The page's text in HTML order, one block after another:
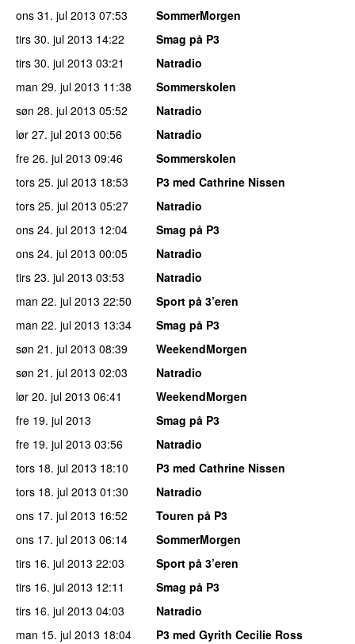
ons 31. jul 2013 07:53
SommerMorgen
tirs 30. jul 2013 14:22
Smag på P3
tirs 30. jul 2013 03:21
Natradio
man 29. jul 2013 11:38
Sommerskolen
søn 28. jul 2013 05:52
Natradio
lør 27. jul 2013 00:56
Natradio
fre 26. jul 2013 09:46
Sommerskolen
tors 25. jul 2013 18:53
P3 med Cathrine Nissen
tors 25. jul 2013 05:27
Natradio
ons 24. jul 2013 12:04
Smag på P3
ons 24. jul 2013 00:05
Natradio
tirs 23. jul 2013 03:53
Natradio
man 22. jul 2013 22:50
Sport på 3’eren
man 22. jul 2013 13:34
Smag på P3
søn 21. jul 2013 08:39
WeekendMorgen
søn 21. jul 2013 02:03
Natradio
lør 20. jul 2013 06:41
WeekendMorgen
fre 19. jul 2013
Smag på P3
fre 19. jul 2013 03:56
Natradio
tors 18. jul 2013 18:10
P3 med Cathrine Nissen
tors 18. jul 2013 01:30
Natradio
ons 17. jul 2013 16:52
Touren på P3
ons 17. jul 2013 06:14
SommerMorgen
tirs 16. jul 2013 22:03
Sport på 3’eren
tirs 16. jul 2013 12:11
Smag på P3
tirs 16. jul 2013 04:03
Natradio
man 15. jul 2013 18:04
P3 med Gyrith Cecilie Ross